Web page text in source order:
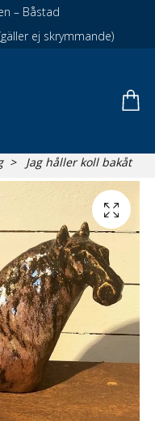
– Båstad
ej skrymmande)
Jag håller koll bakåt